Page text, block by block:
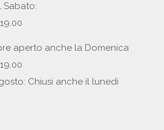
Sabato:
aperto anche la Domenica
Chiusi anche il lunedì